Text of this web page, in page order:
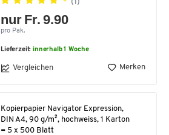
(1)
nur Fr. 9.90
pro Pak.
Lieferzeit:innerhalb 1 Woche
Vergleichen Merken
Kopierpapier Navigator Expression,
DIN A4, 90 g/m², hochweiss, 1 Karton
= 5 x 500 Blatt